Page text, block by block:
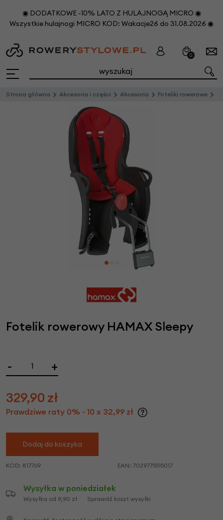
◉ DODATKOWE -10% LATO Z HULAJNOGĄ MICRO ◉
Wszystkie hulajnogi MICRO KOD: Wakacje26 do 31.08.2026 ◉
0
Strona główna Akcesoria i części Akcesoria Foteliki rowerowe
Fotelik rowerowy HAMAX Sleepy
- +
329,90 zł
Prawdziwe raty 0% - 10 x 32,99 zł
Dodaj do koszyka
KOD: 817769 EAN: 7029775515017
Wysyłka w poniedziałek
Wysyłka od 9,90 zł Sprawdź koszt wysyłki